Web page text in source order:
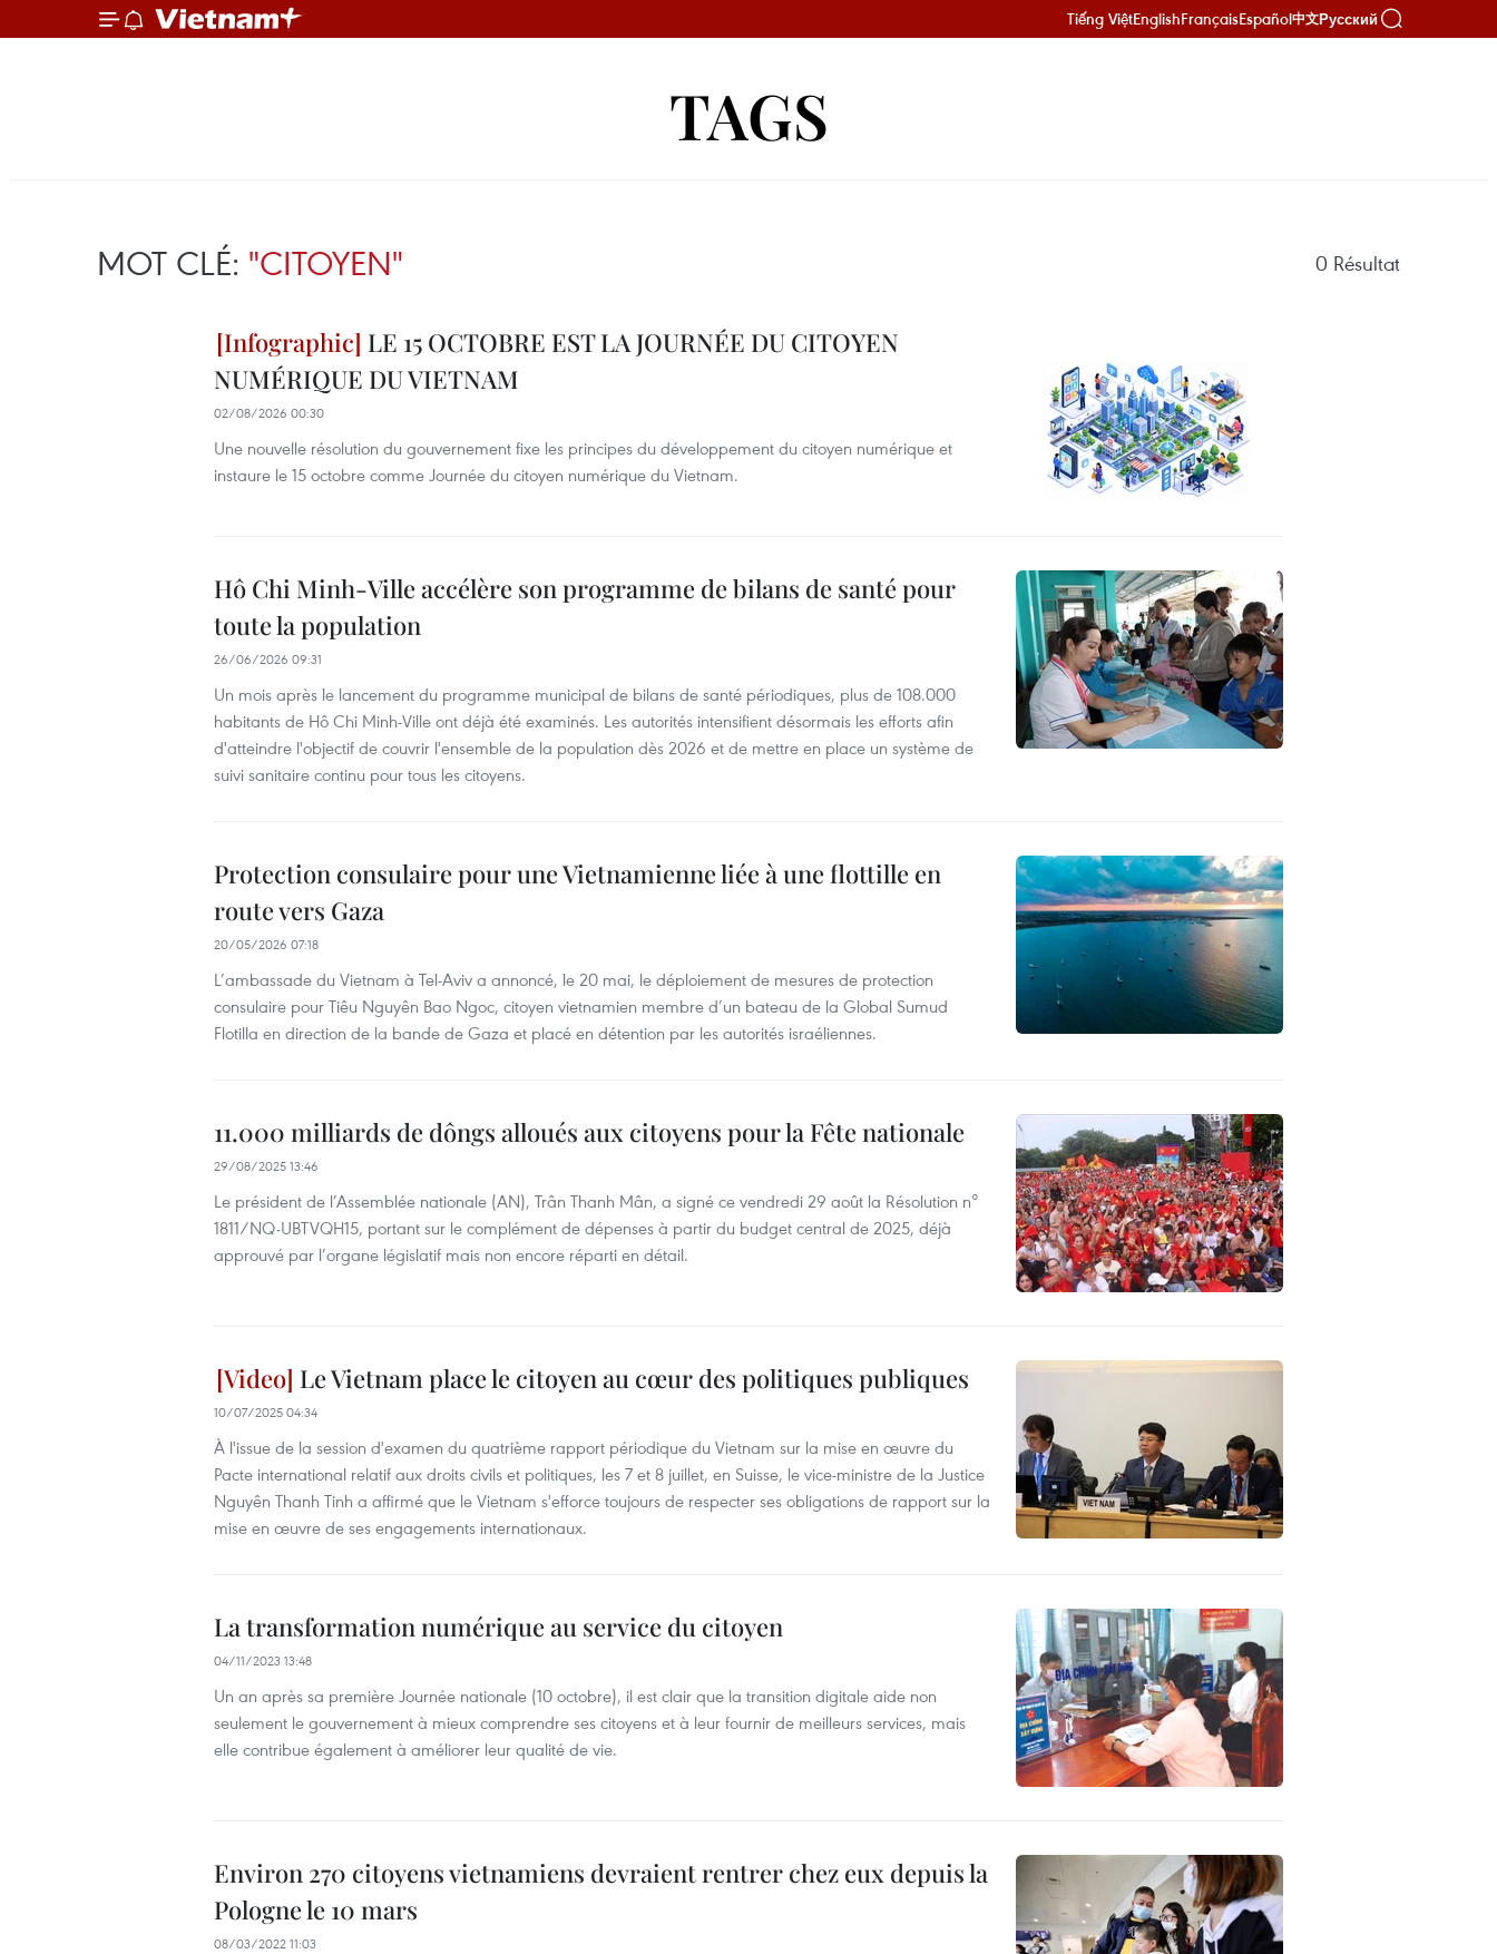
Tiếng ViệtEnglishFrançaisEspañol中文Русский
TAGS
MOT CLÉ: "CITOYEN" 0 Résultat
LE 15 OCTOBRE EST LA JOURNÉE DU CITOYEN
NUMÉRIQUE DU VIETNAM
02/08/2026 00:30
Une nouvelle résolution du gouvernement fixe les principes du développement du citoyen numérique et
instaure le 15 octobre comme Journée du citoyen numérique du Vietnam.
Hô Chi Minh-Ville accélère son programme de bilans de santé pour
toute la population
26/06/2026 09:31
Un mois après le lancement du programme municipal de bilans de santé périodiques, plus de 108.000
habitants de Hô Chi Minh-Ville ont déjà été examinés. Les autorités intensifient désormais les efforts afin
d'atteindre l'objectif de couvrir l'ensemble de la population dès 2026 et de mettre en place un système de
suivi sanitaire continu pour tous les citoyens.
Protection consulaire pour une Vietnamienne liée à une flottille en
route vers Gaza
20/05/2026 07:18
L’ambassade du Vietnam à Tel‑Aviv a annoncé, le 20 mai, le déploiement de mesures de protection
consulaire pour Tiêu Nguyên Bao Ngoc, citoyen vietnamien membre d’un bateau de la Global Sumud
Flotilla en direction de la bande de Gaza et placé en détention par les autorités israéliennes.
11.000 milliards de dôngs alloués aux citoyens pour la Fête nationale
29/08/2025 13:46
Le président de l’Assemblée nationale (AN), Trân Thanh Mân, a signé ce vendredi 29 août la Résolution n°
1811/NQ-UBTVQH15, portant sur le complément de dépenses à partir du budget central de 2025, déjà
approuvé par l’organe législatif mais non encore réparti en détail.
Le Vietnam place le citoyen au cœur des politiques publiques
10/07/2025 04:34
À l'issue de la session d'examen du quatrième rapport périodique du Vietnam sur la mise en œuvre du
Pacte international relatif aux droits civils et politiques, les 7 et 8 juillet, en Suisse, le vice-ministre de la Justice
Nguyên Thanh Tinh a affirmé que le Vietnam s'efforce toujours de respecter ses obligations de rapport sur la
mise en œuvre de ses engagements internationaux.
La transformation numérique au service du citoyen
04/11/2023 13:48
Un an après sa première Journée nationale (10 octobre), il est clair que la transition digitale aide non
seulement le gouvernement à mieux comprendre ses citoyens et à leur fournir de meilleurs services, mais
elle contribue également à améliorer leur qualité de vie.
Environ 270 citoyens vietnamiens devraient rentrer chez eux depuis la
Pologne le 10 mars
08/03/2022 11:03